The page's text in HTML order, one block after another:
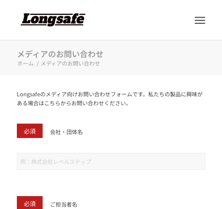
メディアのお問い合わせ
ホーム / メディアのお問い合わせ
Longsafeのメディア向けお問い合わせフォームです。私たちの製品に興味が
ある場合はこちらからお問い合わせください。
必須 会社・団体名
必須 ご担当者名